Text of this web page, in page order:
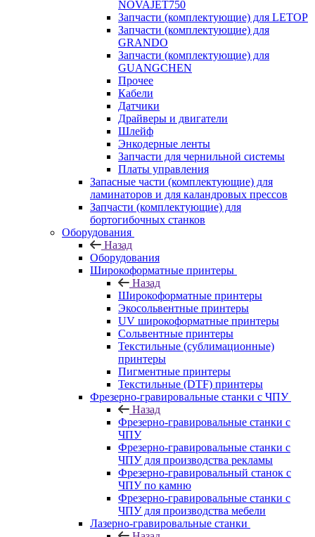
NOVAJET750
Запчасти (комплектующие) для LETOP
Запчасти (комплектующие) для
GRANDO
Запчасти (комплектующие) для
GUANGCHEN
Прочее
Кабели
Датчики
Драйверы и двигатели
Шлейф
Энкодерные ленты
Запчасти для чернильной системы
Платы управления
Запасные части (комплектующие) для
ламинаторов и для каландровых прессов
Запчасти (комплектующие) для
бортогибочных станков
Оборудования
Назад
Оборудования
Широкоформатные принтеры
Назад
Широкоформатные принтеры
Экосольвентные принтеры
UV широкоформатные принтеры
Сольвентные принтеры
Текстильные (сублимационные)
принтеры
Пигментные принтеры
Текстильные (DTF) принтеры
Фрезерно-гравировальные станки с ЧПУ
Назад
Фрезерно-гравировальные станки с
ЧПУ
Фрезерно-гравировальные станки с
ЧПУ для производства рекламы
Фрезерно-гравировальный станок с
ЧПУ по камню
Фрезерно-гравировальные станки с
ЧПУ для производства мебели
Лазерно-гравировальные станки